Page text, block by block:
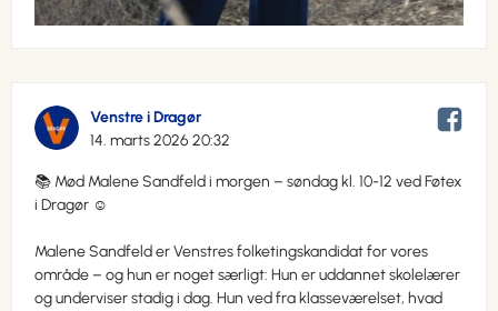
Venstre i Dragør
14. marts 2026 20:32
📚 Mød Malene Sandfeld i morgen – søndag kl. 10-12 ved Føtex
i Dragør ☺️
Malene Sandfeld er Venstres folketingskandidat for vores
område – og hun er noget særligt: Hun er uddannet skolelærer
og underviser stadig i dag. Hun ved fra klasseværelset, hvad